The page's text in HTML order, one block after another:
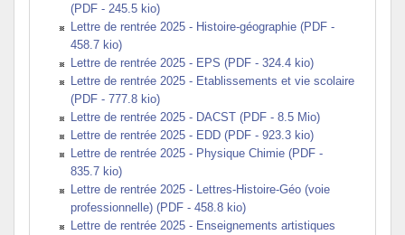
(PDF - 245.5 kio)
Lettre de rentrée 2025 - Histoire-géographie (PDF -
458.7 kio)
Lettre de rentrée 2025 - EPS (PDF - 324.4 kio)
Lettre de rentrée 2025 - Etablissements et vie scolaire
(PDF - 777.8 kio)
Lettre de rentrée 2025 - DACST (PDF - 8.5 Mio)
Lettre de rentrée 2025 - EDD (PDF - 923.3 kio)
Lettre de rentrée 2025 - Physique Chimie (PDF -
835.7 kio)
Lettre de rentrée 2025 - Lettres-Histoire-Géo (voie
professionnelle) (PDF - 458.8 kio)
Lettre de rentrée 2025 - Enseignements artistiques